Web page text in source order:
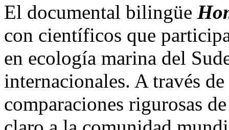
El documental bilingüe
con científicos que
en ecología marina del
internacionales. A través
comparaciones rigurosas